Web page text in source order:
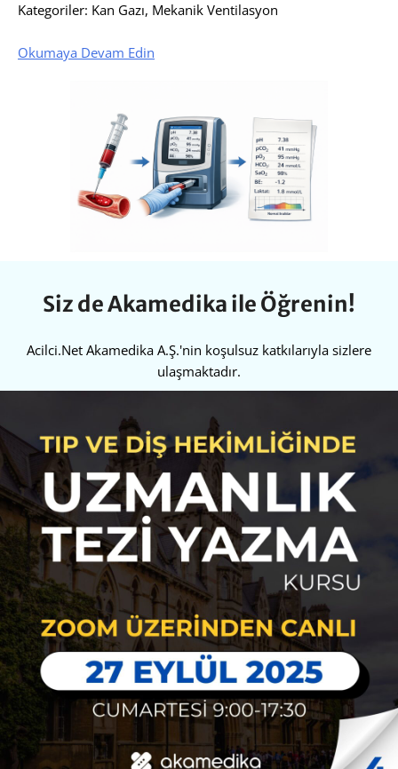
Kategoriler: Kan Gazı, Mekanik Ventilasyon
Okumaya Devam Edin
Siz de Akamedika ile Öğrenin!
Acilci.Net Akamedika A.Ş.'nin koşulsuz katkılarıyla sizlere
ulaşmaktadır.